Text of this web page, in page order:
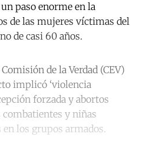
paso enorme en la
de las mujeres víctimas del
de casi 60 años.
Comisión de la Verdad (CEV)
implicó ‘violencia
forzada y abortos
y niñas
los grupos armados.